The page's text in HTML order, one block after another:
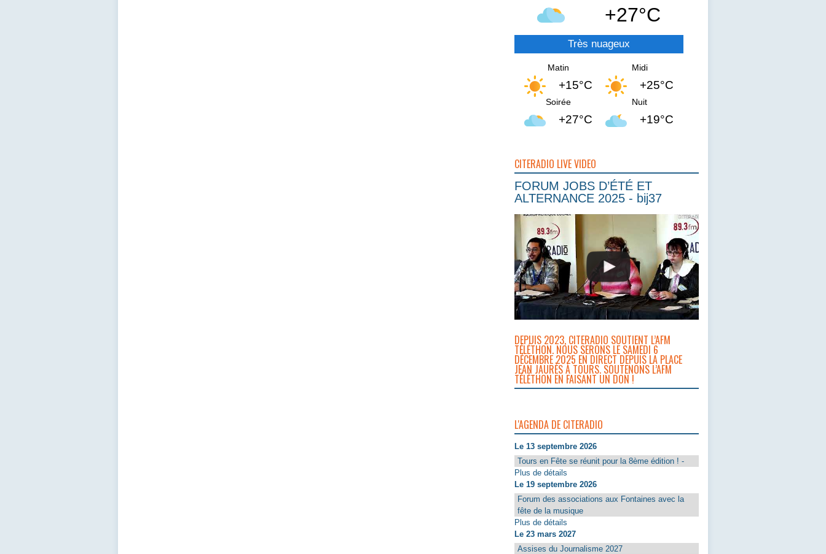
+27°C
Très nuageux
Matin
+15°C
Midi
+25°C
Soirée
+27°C
Nuit
+19°C
CITERADIO LIVE VIDEO
FORUM JOBS D’ÉTÉ ET
ALTERNANCE 2025 - bij37
DEPUIS 2023, CITERADIO SOUTIENT L’AFM
TÉLÉTHON. NOUS SERONS LE SAMEDI 6
DÉCEMBRE 2025 EN DIRECT DEPUIS LA PLACE
JEAN JAURÈS À TOURS. SOUTENONS L’AFM
TÉLÉTHON EN FAISANT UN DON !
L'AGENDA DE CITERADIO
Le 13 septembre 2026
Tours en Fête se réunit pour la 8ème édition ! -
Plus de détails
Le 19 septembre 2026
Forum des associations aux Fontaines avec la
fête de la musique
Plus de détails
Le 23 mars 2027
Assises du Journalisme 2027